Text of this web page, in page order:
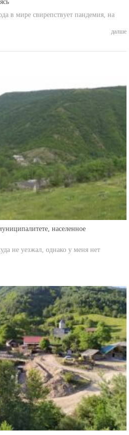
в мире свирепствует пандемия, на
далше
населенное
не уезжал, однако у меня нет